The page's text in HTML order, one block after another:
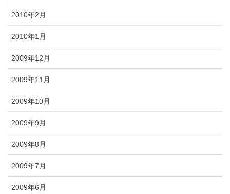
2010年2月
2010年1月
2009年12月
2009年11月
2009年10月
2009年9月
2009年8月
2009年7月
2009年6月